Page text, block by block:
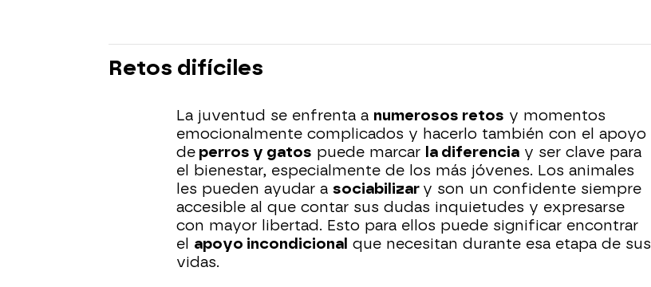
Retos difíciles
La juventud se enfrenta a numerosos retos y momentos
emocionalmente complicados y hacerlo también con el apoyo
de perros y gatos puede marcar la diferencia y ser clave para
el bienestar, especialmente de los más jóvenes. Los animales
les pueden ayudar a sociabilizar y son un confidente siempre
accesible al que contar sus dudas inquietudes y expresarse
con mayor libertad. Esto para ellos puede significar encontrar
el apoyo incondicional que necesitan durante esa etapa de sus
vidas.